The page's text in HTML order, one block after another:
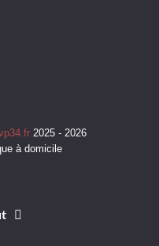
2025 - 2026
à domicile